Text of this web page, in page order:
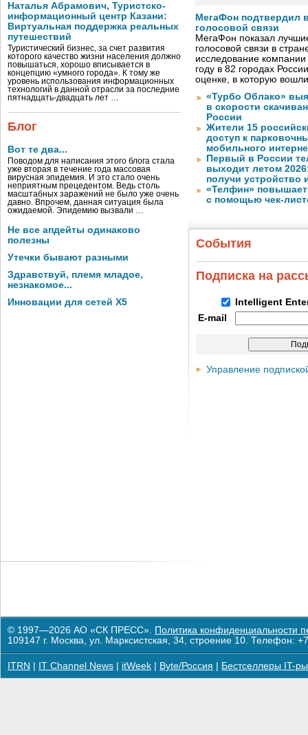
Наталья Абрамович, Туристско-
информационный центр Казани:
Виртуальная поддержка реальных
путешествий
Туристический бизнес, за счет развития
которого качество жизни населения должно
повышаться, хорошо вписывается в
концепцию «умного города». К тому же
уровень использования информационных
технологий в данной отрасли за последние
пятнадцать-двадцать лет …
Блог
Вот те два...
Поводом для написания этого блога стала
уже вторая в течение года массовая
вирусная эпидемия. И это стало очень
неприятным прецедентом. Ведь столь
масштабных заражений не было уже очень
давно. Впрочем, данная ситуация была
ожидаемой. Эпидемию вызвали …
Не все апдейты одинаково
полезны
Утечки бывают разными
Здравствуй, племя младое,
незнакомое...
Инновации для сетей X5
МегаФон подтвердил
голосовой связи
МегаФон показал
голосовой связи в
исследование
году в 82 городах
оценке, в которую
«Турбо Облако»
в скорости
России
Жители 15
доступ к
мобильного
Первый в России
выходит летом
получи устройство
«Телфин» повышает
с помощью чек-
События
Подписка на
Intelligent
E-mail
Управление
© 1997—2026 АО «СК ПРЕСС». Политика конфиденциальности
109147 г. Москва, ул. Марксистская, 34, строение 10. Телефон:
ITRN IT Channel News itWeek Byte/Россия Бестселлеры IT-